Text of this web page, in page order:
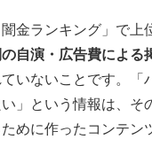
金ランキング」で上
自演・広告費による
いないことです。「
い」という情報は、そ
めに作ったコンテン